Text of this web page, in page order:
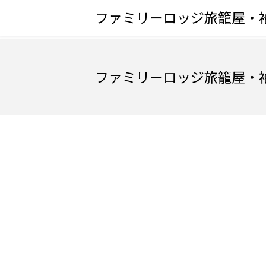
ファミリーロッジ旅籠屋・
ファミリーロッジ旅籠屋・